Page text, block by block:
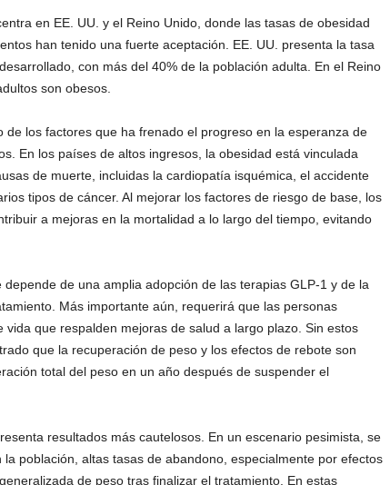
en EE. UU. y el Reino Unido, donde las tasas de obesidad
han tenido una fuerte aceptación. EE. UU. presenta la tasa
con más del 40% de la población adulta. En el Reino
son obesos.
de los factores que ha frenado el progreso en la esperanza de
En los países de altos ingresos, la obesidad está vinculada
de muerte, incluidas la cardiopatía isquémica, el accidente
tipos de cáncer. Al mejorar los factores de riesgo de base, los
a mejoras en la mortalidad a lo largo del tiempo, evitando
de una amplia adopción de las terapias GLP-1 y de la
Más importante aún, requerirá que las personas
vida que respalden mejoras de salud a largo plazo. Sin estos
que la recuperación de peso y los efectos de rebote son
total del peso en un año después de suspender el
resultados más cautelosos. En un escenario pesimista, se
población, altas tasas de abandono, especialmente por efectos
de peso tras finalizar el tratamiento. En estas